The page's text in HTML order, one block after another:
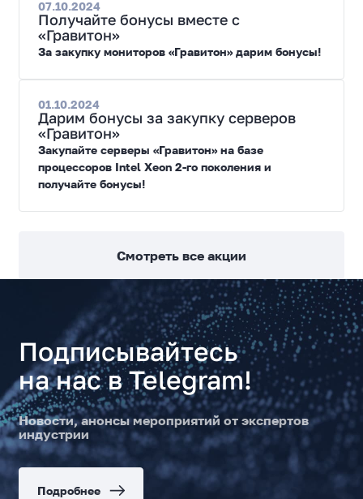
07.10.2024
Получайте бонусы вместе с
«Гравитон»
За закупку мониторов «Гравитон» дарим бонусы!
01.10.2024
Дарим бонусы за закупку серверов
«Гравитон»
Закупайте серверы «Гравитон» на базе
процессоров Intel Xeon 2-го поколения и
получайте бонусы!
Смотреть все акции
Подписывайтесь
на нас в Telegram!
Новости, анонсы мероприятий от экспертов
индустрии
Подробнее